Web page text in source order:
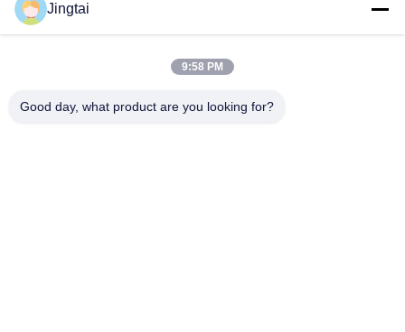
0086-755-27491128
Jingtai
9:58 PM
Good day, what product are you looking for?